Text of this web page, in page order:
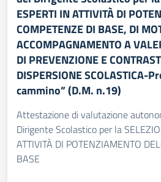
ESPERTI IN ATTIVITÀ DI
COMPETENZE DI BASE, DI
ACCOMPAGNAMENTO A
DI PREVENZIONE E
DISPERSIONE SCOLASTICA-
cammino” (D.M. n.19)
Attestazione di valutazione
Dirigente Scolastico per la
ATTIVITÀ DI POTENZIAMENTO
BASE